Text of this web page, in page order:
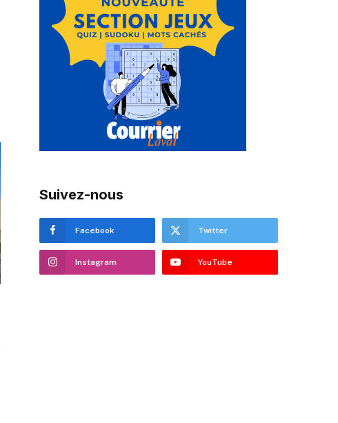
Suivez-nous
Facebook Twitter
Instagram YouTube